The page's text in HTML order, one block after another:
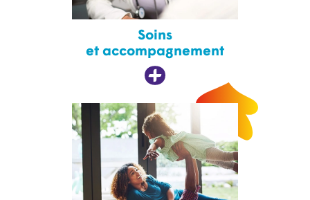
Soins
et accompagnement